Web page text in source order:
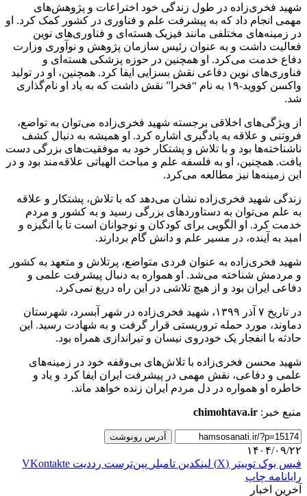
شهید فخری‌زاده در طول زندگی خود اختراعات و پژوهش‌های
مهمی انجام داد که به پیشرفت علم و فناوری در کشور کمک کرد. او
در زمینه‌های مختلفی مانند فیزیک هسته‌ای و فناوری‌های نوین
فعالیت داشت و به عنوان رئیس سازمان پژوهش و نوآوری وزارت
دفاع خدمت می‌کرد. او همچنین در حوزه پزشکی هسته‌ای و
فناوری‌های نوین دفاعی نقش بسزایی ایفا کرد. همچنین، او در تولید
واکسن کووید-۱۹ به نام “فخرا” نقش داشت که به یاد او نام‌گذاری
شد.
از ویژگی‌های اخلاقی برجسته شهید فخری‌زاده می‌توان به تواضع،
فروتنی و علاقه به یادگیری اشاره کرد. او همیشه به دنبال کشف
ناشناخته‌ها بود و با تلاش و پشتکار خود به موفقیت‌های بزرگی دست
یافت. همچنین، او به فلسفه علم و مباحث الهیاتی علاقه‌مند بود و در
این زمینه‌ها نیز مطالعه می‌کرد.
زندگی شهید فخری‌زاده نشان می‌دهد که با تلاش، پشتکار و علاقه
به علم می‌توان به دستاوردهای بزرگی رسید و به کشور و مردم
خدمت کرد. او الگویی برای کودکان و نوجوانان است تا با انگیزه و
امید به آینده، در مسیر علم و دانش گام بردارند.
شهید فخری‌زاده به عنوان فردی متواضع، پرتلاش و متعهد به کشور
و مردمش شناخته می‌شد. او همواره به دنبال پیشرفت علمی و
دفاعی ایران بود و از هیچ تلاشی در این راه دریغ نمی‌کرد.
در تاریخ ۷ آذر ۱۳۹۹، شهید فخری‌زاده در شهر آبسرد، شهرستان
دماوند، مورد حمله تروریستی قرار گرفت و به شهادت رسید. این
حادثه با انفجار یک خودروی نیسان و تیراندازی همراه بود.
شهید محسن فخری‌زاده با تلاش‌های بی‌وقفه خود در زمینه‌های
علمی و دفاعی، نقش مهمی در پیشرفت ایران ایفا کرد و یاد و
خاطره او همواره در دل مردم ایران زنده خواهد ماند.
منبع خبر: chimohtava.ir
آدرس رونوشت
۱۴۰۴/۰۹/۲۲
فیس بوک توییتر (X) لینکدین ‫تامبلر ‫پین‌ترست ‫رددیت ‫VKontakte
رایانامه چاپ
آخرین اخبار